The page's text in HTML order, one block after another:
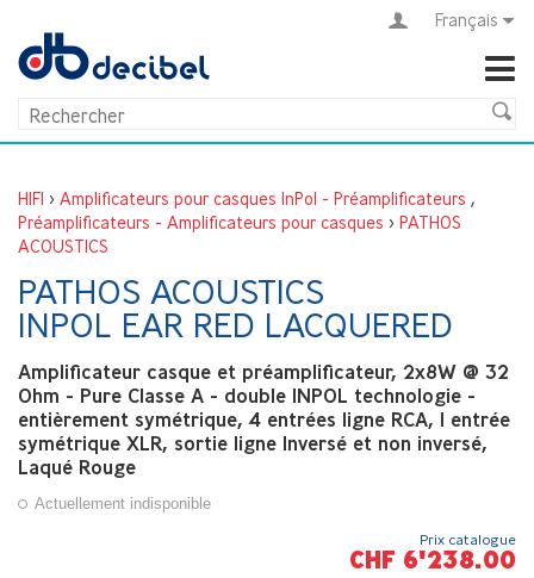
Français
HIFI > Amplificateurs pour casques InPol - Préamplificateurs ,
Préamplificateurs - Amplificateurs pour casques > PATHOS
ACOUSTICS
PATHOS ACOUSTICS
INPOL EAR RED LACQUERED
Amplificateur casque et préamplificateur, 2x8W @ 32
Ohm - Pure Classe A - double INPOL technologie -
entièrement symétrique, 4 entrées ligne RCA, 1 entrée
symétrique XLR, sortie ligne Inversé et non inversé,
Laqué Rouge
Actuellement indisponible
Prix catalogue
CHF 6'238.00